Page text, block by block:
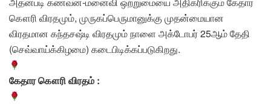
கௌரி விரதமும், முருகப்பெருமானுக்கு முதன்மையான
விரதமான கந்தசஷ்டி விரதமும் நாளை அக்டோபர் 25ஆம் தேதி
(செவ்வாய்க்கிழமை) கடைபிடிக்கப்படுகிறது.
கேதார கௌரி விரதம் :